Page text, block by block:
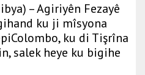
– Agiriyên Fezayê
ku ji mîsyona
ku di Tişrîna
salek heye ku bigihe